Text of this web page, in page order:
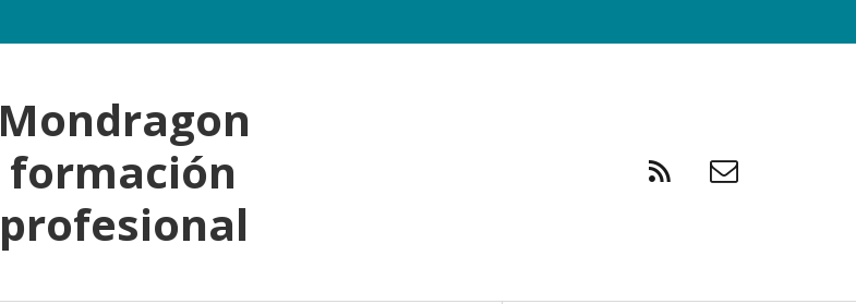
Mondragon
formación
profesional